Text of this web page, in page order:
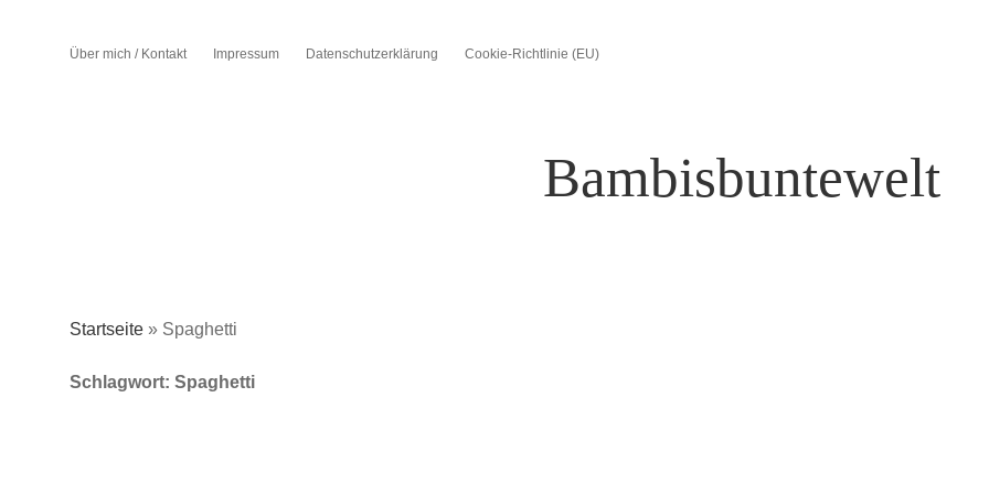
Über mich / Kontakt Impressum Datenschutzerklärung Cookie-Richtlinie (EU)
Bambisbuntewelt
Startseite » Spaghetti
Schlagwort: Spaghetti